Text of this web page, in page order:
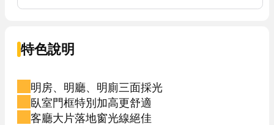
特色說明
明房、明廳、明廁三面採光
臥室門框特別加高更舒適
客廳大片落地窗光線絕佳